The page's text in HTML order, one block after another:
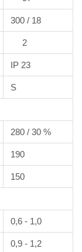
300 / 18
2
IP 23
S
280 / 30 %
190
150
0,6 - 1,0
0,9 - 1,2